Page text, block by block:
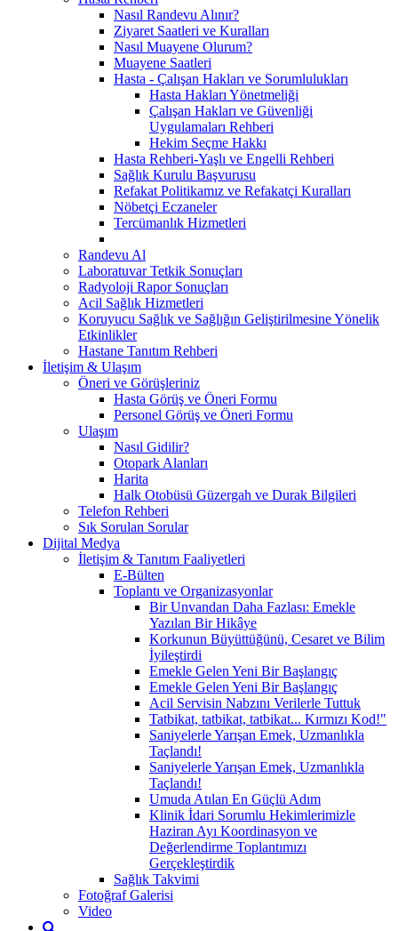
Nasıl Randevu Alınır?
Ziyaret Saatleri ve Kuralları
Nasıl Muayene Olurum?
Muayene Saatleri
Hasta - Çalışan Hakları ve Sorumlulukları
Hasta Hakları Yönetmeliği
Çalışan Hakları ve Güvenliği
Uygulamaları Rehberi
Hekim Seçme Hakkı
Hasta Rehberi-Yaşlı ve Engelli Rehberi
Sağlık Kurulu Başvurusu
Refakat Politikamız ve Refakatçi Kuralları
Nöbetçi Eczaneler
Tercümanlık Hizmetleri
Randevu Al
Laboratuvar Tetkik Sonuçları
Radyoloji Rapor Sonuçları
Acil Sağlık Hizmetleri
Koruyucu Sağlık ve Sağlığın Geliştirilmesine Yönelik
Etkinlikler
Hastane Tanıtım Rehberi
İletişim & Ulaşım
Öneri ve Görüşleriniz
Hasta Görüş ve Öneri Formu
Personel Görüş ve Öneri Formu
Ulaşım
Nasıl Gidilir?
Otopark Alanları
Harita
Halk Otobüsü Güzergah ve Durak Bilgileri
Telefon Rehberi
Sık Sorulan Sorular
Dijital Medya
İletişim & Tanıtım Faaliyetleri
E-Bülten
Toplantı ve Organizasyonlar
Bir Unvandan Daha Fazlası: Emekle
Yazılan Bir Hikâye
Korkunun Büyüttüğünü, Cesaret ve Bilim
İyileştirdi
Emekle Gelen Yeni Bir Başlangıç
Emekle Gelen Yeni Bir Başlangıç
Acil Servisin Nabzını Verilerle Tuttuk
Tatbikat, tatbikat, tatbikat... Kırmızı Kod!"
Saniyelerle Yarışan Emek, Uzmanlıkla
Taçlandı!
Saniyelerle Yarışan Emek, Uzmanlıkla
Taçlandı!
Umuda Atılan En Güçlü Adım
Klinik İdari Sorumlu Hekimlerimizle
Haziran Ayı Koordinasyon ve
Değerlendirme Toplantımızı
Gerçekleştirdik
Sağlık Takvimi
Fotoğraf Galerisi
Video